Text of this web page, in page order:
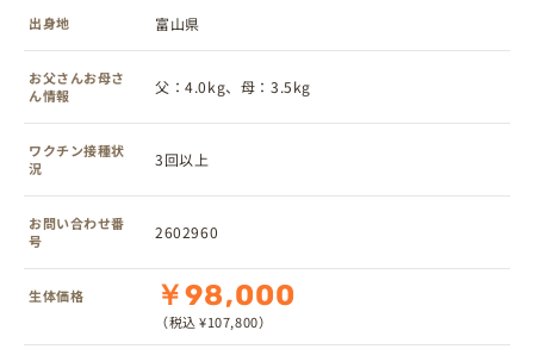
出身地 富山県
お父さんお母さ
ん情報
父：4.0kg、母：3.5kg
ワクチン接種状
況
3回以上
お問い合わせ番
号
2602960
生体価格 ￥98,000
（税込 ¥107,800）